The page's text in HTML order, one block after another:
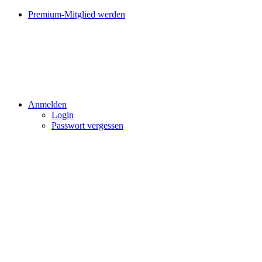
Premium-Mitglied werden
Anmelden
Login
Passwort vergessen